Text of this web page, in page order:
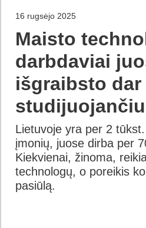
16 rugsėjo 2025
Maisto
darbdaviai
išgraibsto dar
Lietuvoje yra per 2
įmonių, juose dirba per
Kiekvienai, žinoma,
technologų, o poreikis
pasiūlą.